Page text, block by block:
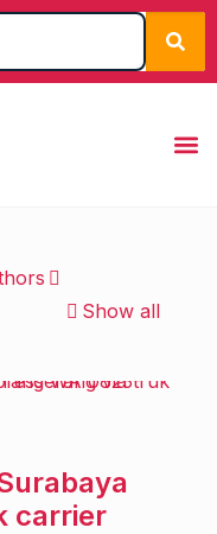
Show all
carrier